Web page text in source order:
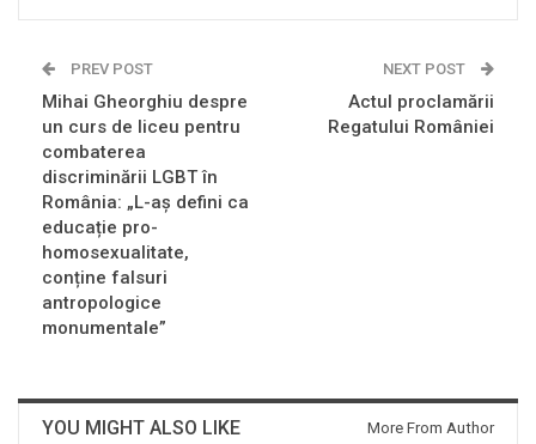
PREV POST
Mihai Gheorghiu despre
un curs de liceu pentru
combaterea
discriminării LGBT în
România: „L-aș defini ca
educație pro-
homosexualitate,
conține falsuri
antropologice
monumentale”
NEXT POST
Actul proclamării
Regatului României
YOU MIGHT ALSO LIKE More From Author